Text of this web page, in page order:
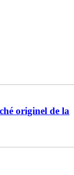
originel de la